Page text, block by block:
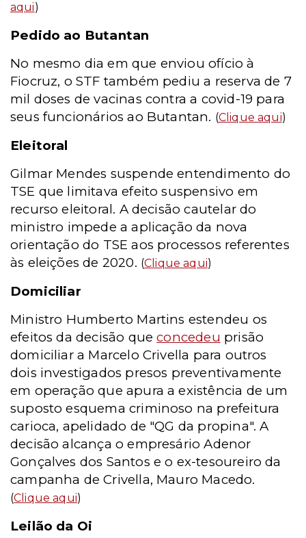
aqui)
Pedido ao Butantan
No mesmo dia em que enviou ofício à
Fiocruz, o STF também pediu a reserva de 7
mil doses de vacinas contra a covid-19 para
seus funcionários ao Butantan. (Clique aqui)
Eleitoral
Gilmar Mendes suspende entendimento do
TSE que limitava efeito suspensivo em
recurso eleitoral. A decisão cautelar do
ministro impede a aplicação da nova
orientação do TSE aos processos referentes
às eleições de 2020. (Clique aqui)
Domiciliar
Ministro Humberto Martins estendeu os
efeitos da decisão queconcedeu prisão
domiciliar a Marcelo Crivella para outros
dois investigados presos preventivamente
em operação que apura a existência de um
suposto esquema criminoso na prefeitura
carioca, apelidado de "QG da propina". A
decisão alcança o empresário Adenor
Gonçalves dos Santos e o ex-tesoureiro da
campanha de Crivella, Mauro Macedo.
(Clique aqui)
Leilão da Oi